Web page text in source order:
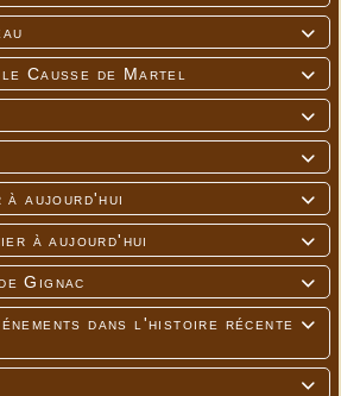


Causse de Martel



aujourd'hui

à aujourd'hui

Gignac

dans l'histoire récente
